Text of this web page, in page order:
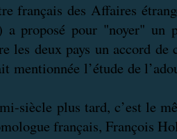
français des Affaires
proposé pour "noyer" un
les deux pays un accord de
mentionnée l’étude de
siècle plus tard, c’est le
français, François